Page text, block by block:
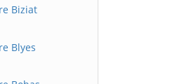
Biziat
Blyes